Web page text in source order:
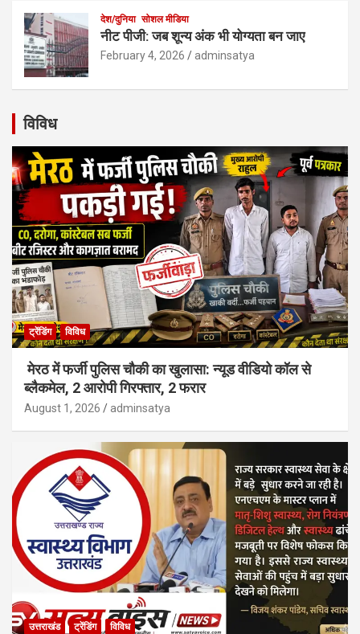
देश/दुनिया सोशल मीडिया
नीट पीजी: जब शून्य अंक भी योग्यता बन जाए
February 4, 2026 adminsatya
विविध
ट्रेंडिंग विविध
मेरठ में फर्जी पुलिस चौकी का खुलासा: न्यूड वीडियो कॉल से
ब्लैकमेल, 2 आरोपी गिरफ्तार, 2 फरार
August 1, 2026 adminsatya
उत्तराखंड ट्रेंडिंग विविध